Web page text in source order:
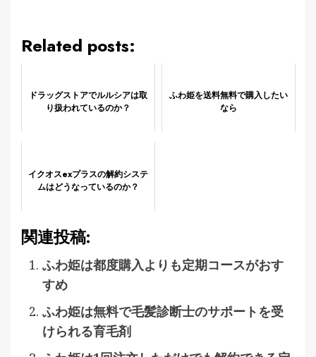
Related posts:
ドラッグストアでルルシアは取
り扱われているのか？
ふわ姫を送料無料で購入したい
なら
イクオスexプラスの解約システ
ムはどうなっているのか？
関連投稿:
ふわ姫は都度購入よりも定期コースがおす
すめ
ふわ姫は無料で毛髪診断士のサポートを受
けられる育毛剤